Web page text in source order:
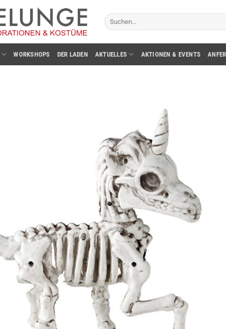
Suchen
nach:
WORKSHOPS DER LADEN AKTUELLES AKTIONEN & EVENTS